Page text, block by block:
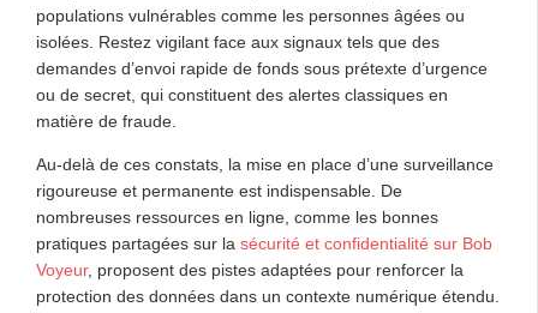
populations vulnérables comme les personnes âgées ou
isolées. Restez vigilant face aux signaux tels que des
demandes d’envoi rapide de fonds sous prétexte d’urgence
ou de secret, qui constituent des alertes classiques en
matière de fraude.
Au-delà de ces constats, la mise en place d’une surveillance
rigoureuse et permanente est indispensable. De
nombreuses ressources en ligne, comme les bonnes
pratiques partagées sur la sécurité et confidentialité sur Bob
Voyeur, proposent des pistes adaptées pour renforcer la
protection des données dans un contexte numérique étendu.